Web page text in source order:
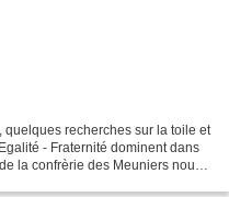
recherches sur la toile et
- Fraternité dominent dans
la confrèrie des Meuniers nous